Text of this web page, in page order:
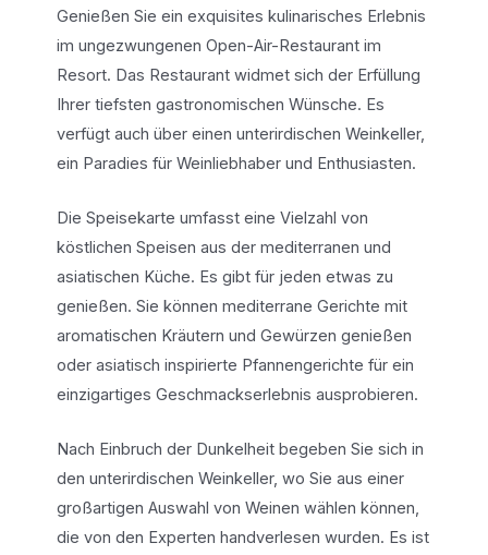
Genießen Sie ein exquisites kulinarisches Erlebnis
im ungezwungenen Open-Air-Restaurant im
Resort. Das Restaurant widmet sich der Erfüllung
Ihrer tiefsten gastronomischen Wünsche. Es
verfügt auch über einen unterirdischen Weinkeller,
ein Paradies für Weinliebhaber und Enthusiasten.
Die Speisekarte umfasst eine Vielzahl von
köstlichen Speisen aus der mediterranen und
asiatischen Küche. Es gibt für jeden etwas zu
genießen. Sie können mediterrane Gerichte mit
aromatischen Kräutern und Gewürzen genießen
oder asiatisch inspirierte Pfannengerichte für ein
einzigartiges Geschmackserlebnis ausprobieren.
Nach Einbruch der Dunkelheit begeben Sie sich in
den unterirdischen Weinkeller, wo Sie aus einer
großartigen Auswahl von Weinen wählen können,
die von den Experten handverlesen wurden. Es ist